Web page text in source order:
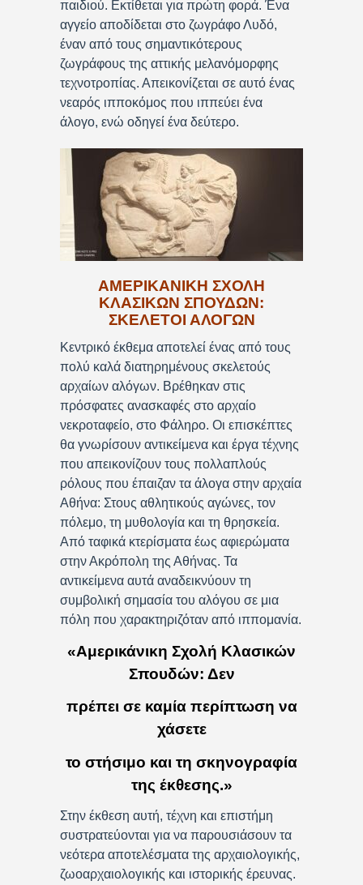
παιδιού. Εκτίθεται για πρώτη φορά. Ένα
αγγείο αποδίδεται στο ζωγράφο Λυδό,
έναν από τους σημαντικότερους
ζωγράφους της αττικής μελανόμορφης
τεχνοτροπίας. Απεικονίζεται σε αυτό ένας
νεαρός ιπποκόμος που ιππεύει ένα
άλογο, ενώ οδηγεί ένα δεύτερο.
ΑΜΕΡΙΚΑΝΙΚΗ ΣΧΟΛΗ
ΚΛΑΣΙΚΩΝ ΣΠΟΥΔΩΝ:
ΣΚΕΛΕΤΟΙ ΑΛΟΓΩΝ
Κεντρικό έκθεμα αποτελεί ένας από τους
πολύ καλά διατηρημένους σκελετούς
αρχαίων αλόγων. Βρέθηκαν στις
πρόσφατες ανασκαφές στο αρχαίο
νεκροταφείο, στο Φάληρο. Οι επισκέπτες
θα γνωρίσουν αντικείμενα και έργα τέχνης
που απεικονίζουν τους πολλαπλούς
ρόλους που έπαιζαν τα άλογα στην αρχαία
Αθήνα: Στους αθλητικούς αγώνες, τον
πόλεμο, τη μυθολογία και τη θρησκεία.
Από ταφικά κτερίσματα έως αφιερώματα
στην Ακρόπολη της Αθήνας. Τα
αντικείμενα αυτά αναδεικνύουν τη
συμβολική σημασία του αλόγου σε μια
πόλη που χαρακτηριζόταν από ιππομανία.
«Αμερικάνικη Σχολή Κλασικών
Σπουδών: Δεν
πρέπει σε καμία περίπτωση να
χάσετε
το στήσιμο και τη σκηνογραφία
της έκθεσης.»
Στην έκθεση αυτή, τέχνη και επιστήμη
συστρατεύονται για να παρουσιάσουν τα
νεότερα αποτελέσματα της αρχαιολογικής,
ζωοαρχαιολογικής και ιστορικής έρευνας.